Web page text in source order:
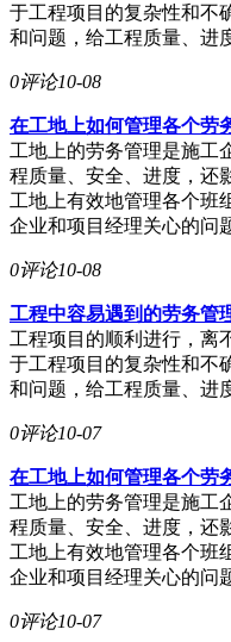
于工程项目的复杂性和不
和问题，给工程质量、进
0评论10-08
在工地上如何管理各个劳
工地上的劳务管理是施工
程质量、安全、进度，还
工地上有效地管理各个班
企业和项目经理关心的问
0评论10-08
工程中容易遇到的劳务管
工程项目的顺利进行，离
于工程项目的复杂性和不
和问题，给工程质量、进
0评论10-07
在工地上如何管理各个劳
工地上的劳务管理是施工
程质量、安全、进度，还
工地上有效地管理各个班
企业和项目经理关心的问
0评论10-07